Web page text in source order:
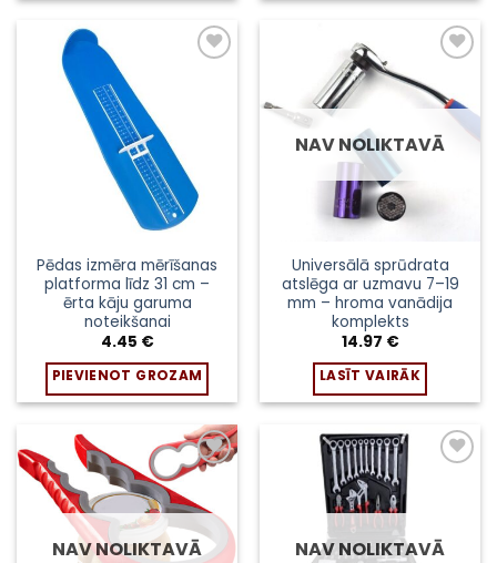
Pēdas izmēra mērīšanas
platforma līdz 31 cm –
ērta kāju garuma
noteikšanai
4.45 €
PIEVIENOT GROZAM
Pievienot
sarakstam
NAV NOLIKTAVĀ
Universālā sprūdrata
atslēga ar uzmavu 7–19
mm – hroma vanādija
komplekts
14.97 €
LASĪT VAIRĀK
Pievienot
sarakstam
NAV NOLIKTAVĀ
Pievienot
sarakstam
NAV NOLIKTAVĀ